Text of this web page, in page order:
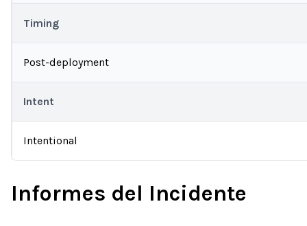
Timing
Post-deployment
Intent
Intentional
Informes del Incidente